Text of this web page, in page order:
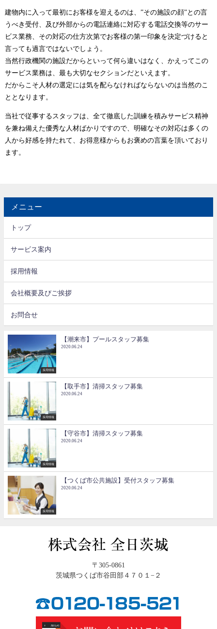
建物内に入って最初にお客様を迎えるのは、”その施設の顔”との言
うべき受付、及び外部からの電話連絡に対応する電話交換等のサー
ビス業務、その対応の仕方次第でお客様の第一印象を決定づけると
言っても過言ではないでしょう。
当然行政機関の施設だからといって何ら違いはなく、かえってこの
サービス業務は、最も大切なセクションだといえます。
だからこそ人材の選定には気を配らなければならないのは当然のこ
ととなります。
当社で従事するスタッフは、全て徹底した訓練を積みサービス精神
を兼ね備えた優秀な人材ばかりですので、明確なその対応は多くの
人から好感を持たれて、お得意様からもお褒めの言葉を頂いており
ます。
メニュー
トップ
サービス案内
採用情報
会社概要及びご挨拶
お問合せ
採用情報
【潮来市】プールスタッフ募集
2020.06.24
採用情報
【取手市】清掃スタッフ募集
2020.06.24
採用情報
【守谷市】清掃スタッフ募集
2020.06.24
採用情報
【つくば市公共施設】受付スタッフ募集
2020.06.24
〒305-0861
茨城県つくば市谷田部４７０１−２